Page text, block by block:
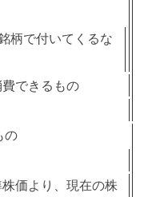
柄で付いてくるな
できるもの
の
価より、現在の株